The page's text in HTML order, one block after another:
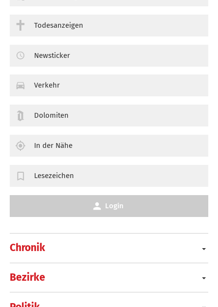
Chronik
Bezirke
Todesanzeigen
Newsticker
Verkehr
Dolomiten
In der Nähe
Lesezeichen
Login